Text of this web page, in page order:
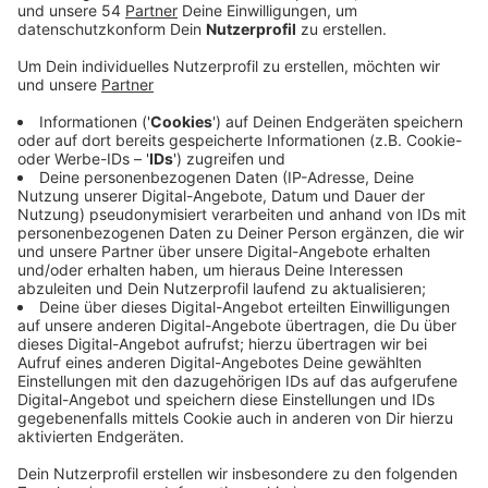
Veröffentlicht:Freitag, 01.09.2023 18:29
Anzeige
In einem offenen Brief hatten sie den Einsatz der
Tiere beim Schützenumzug kritisiert - mittlerweile
gibt es eine Reaktion darauf. In einem Schreiben hat
Oberbürgermeister Felix Heinrichs Stellung bezogen.
Er sagt, aus tierschutzrechtlicher Sicht seien die
Schützenfeste bei uns kein Risikogebiet für die
Pferde. im Gegensatz zu den Schützen-Umzügen
würden Karnevalsumzüge höhere Anforderungen an die
Pferde stellen. Das hatte der Oberbürgermeister
deutlich gemacht, weil sich die Linken auf eine Leitlinie
bezogen hatten, die den Einsatz von Pferden beim
Karneval unterbinden sollte. Die Kritik am